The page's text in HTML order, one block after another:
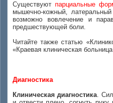
Существуют парциальные
мышечно-кожный,
возможно вовлечение и
предшествующей боли.
Читайте также статью
«Краевая клиническая
Диагностика
Клиническая диагностика.